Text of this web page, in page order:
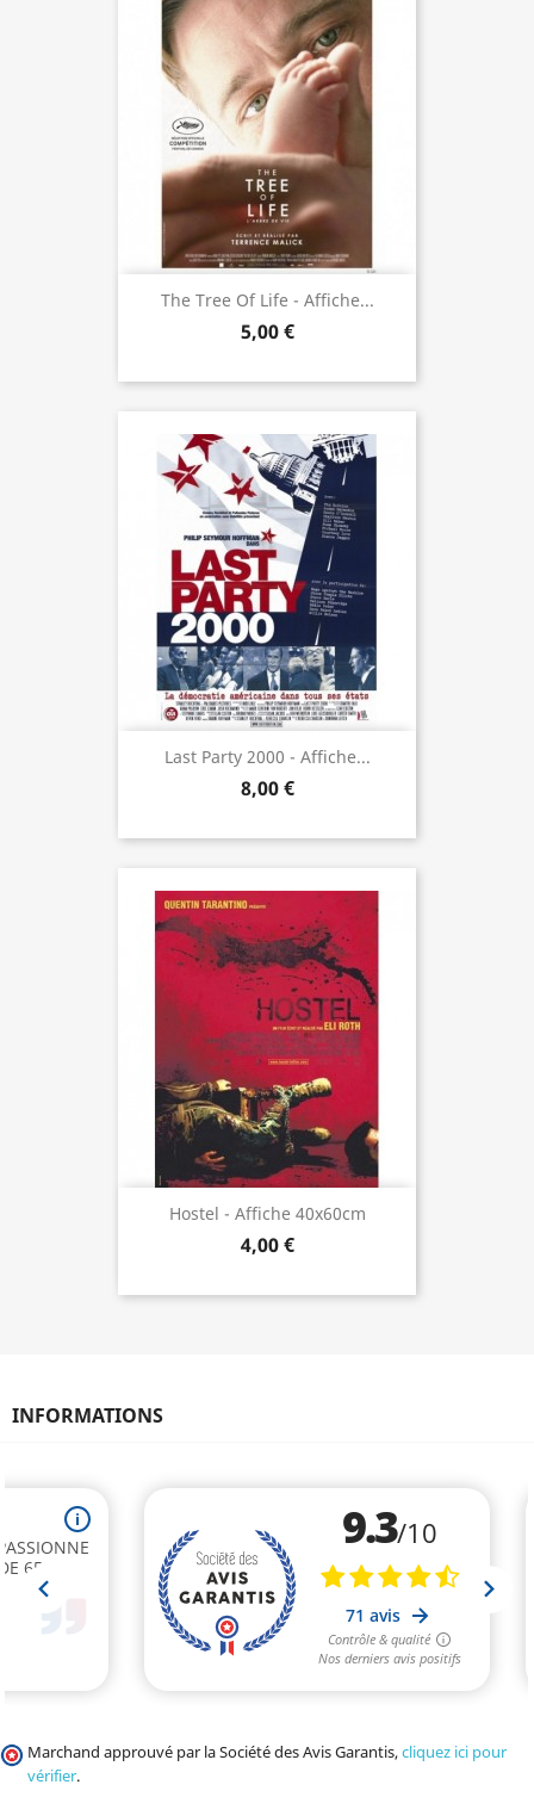
The Tree Of Life - Affiche...
5,00 €
Last Party 2000 - Affiche...
8,00 €
Hostel - Affiche 40x60cm
4,00 €
INFORMATIONS
Marchand approuvé par la Société des Avis Garantis,cliquez ici pour
vérifier.